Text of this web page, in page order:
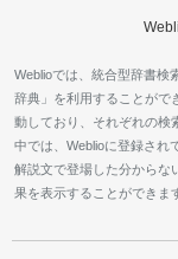
Weblioでは、統合型辞書検
辞典」を利用することがで
動しており、それぞれの検
中では、Weblioに登録され
解説文で登場した分からな
果を表示することができま